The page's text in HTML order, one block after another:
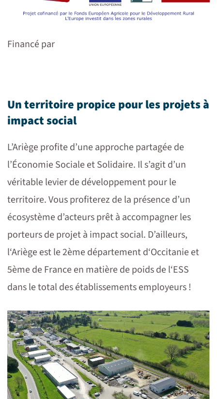
Financé par
Un territoire propice pour les projets à
impact social
L’Ariège profite d’une approche partagée de
l’Économie Sociale et Solidaire. Il s’agit d’un
véritable levier de développement pour le
territoire. Vous profiterez de la présence d’un
écosystème d’acteurs prêt à accompagner les
porteurs de projet à impact social. D’ailleurs,
l‘Ariège est le 2ème département d‘Occitanie et
5ème de France en matière de poids de l‘ESS
dans le total des établissements employeurs !